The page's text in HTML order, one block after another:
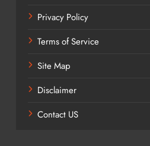
Privacy Policy
Terms of Service
Site Map
Disclaimer
Contact US